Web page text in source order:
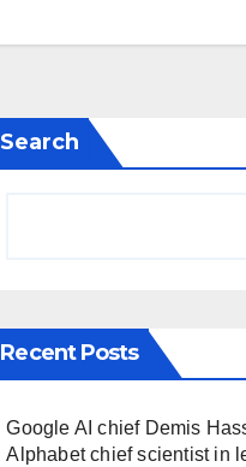
Search
Recent Posts
Google AI chief Demis
Alphabet chief scientist in